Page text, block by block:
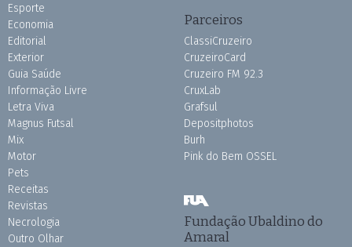
Esporte
Economia
Editorial
Exterior
Guia Saúde
Informação Livre
Letra Viva
Magnus Futsal
Mix
Motor
Pets
Receitas
Revistas
Necrologia
Outro Olhar
Parceiros
ClassiCruzeiro
CruzeiroCard
Cruzeiro FM 92.3
CruxLab
Grafsul
Depositphotos
Burh
Pink do Bem OSSEL
Fundação Ubaldino do
Amaral